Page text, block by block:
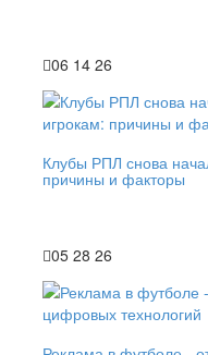
06 14 26
Клубы РПЛ снова
причины и факторы
05 28 26